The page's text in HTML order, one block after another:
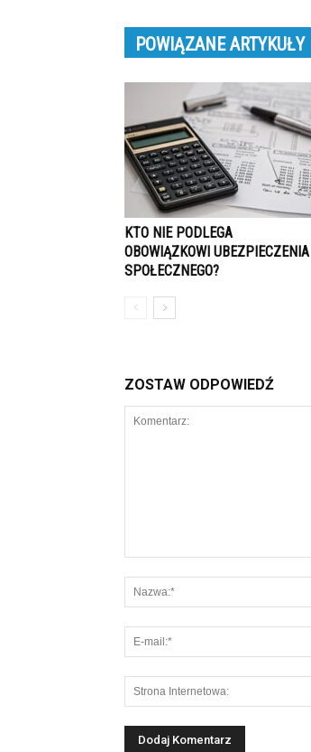
POWIĄZANE ARTYKUŁY
KTO NIE PODLEGA
OBOWIĄZKOWI UBEZPIECZENIA
SPOŁECZNEGO?
ZOSTAW ODPOWIEDŹ